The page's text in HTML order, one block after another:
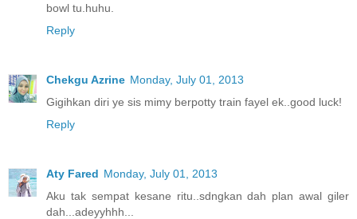
bowl tu.huhu.
Reply
Chekgu Azrine Monday, July 01, 2013
Gigihkan diri ye sis mimy berpotty train fayel ek..good luck!
Reply
Aty Fared Monday, July 01, 2013
Aku tak sempat kesane ritu..sdngkan dah plan awal giler
dah...adeyyhhh...